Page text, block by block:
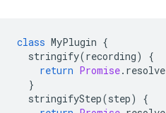
class MyPlugin {
stringify(recording)
{
return Promise. resolve
}
stringifyStep(step)
{